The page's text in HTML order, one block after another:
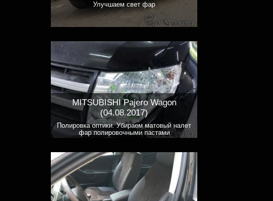
Улучшаем свет фар
MITSUBISHI Pajero Wagon
(04.08.2017)
Полировка оптики. Убираем матовый налет
фар полировочными пастами